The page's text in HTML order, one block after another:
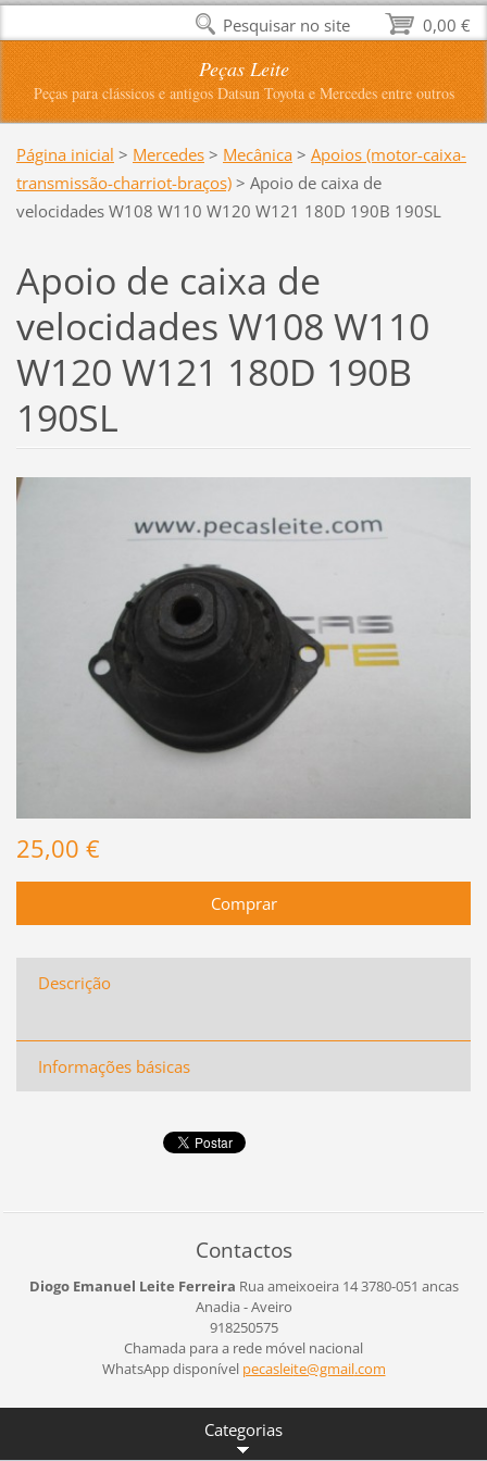
Peças Leite
Peças para clássicos e antigos Datsun Toyota e Mercedes entre outros
Página inicial > Mercedes > Mecânica > Apoios (motor-caixa-
transmissão-charriot-braços) > Apoio de caixa de
velocidades W108 W110 W120 W121 180D 190B 190SL
Apoio de caixa de
velocidades W108 W110
W120 W121 180D 190B
190SL
25,00 €
Descrição
Informações básicas
Contactos
Diogo Emanuel Leite Ferreira Rua ameixoeira 143780-051 ancas
Anadia - Aveiro
918250575
Chamada para a rede móvel nacional
WhatsApp disponível pecasleite@gmail.com
Categorias
0,00 €
Pesquisar no site